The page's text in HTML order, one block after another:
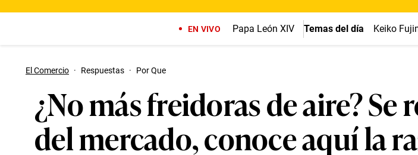
EN VIVO Papa León XIV Temas del día Keiko
El Comercio · Respuestas · Por Que
¿No más freidoras de aire?
del mercado, conoce aquí la